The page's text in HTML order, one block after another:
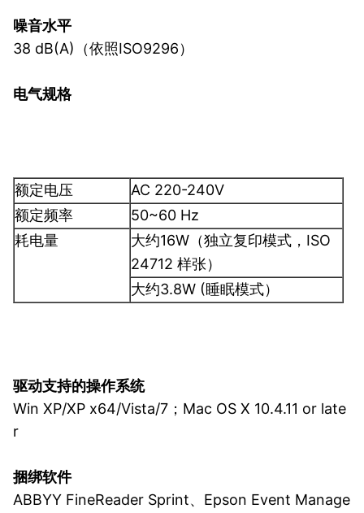
噪音水平
38 dB(A)（依照ISO9296）
电气规格
额定电压
AC 220-240V
额定频率
50~60 Hz
耗电量
大约16W（独立复印模式，ISO
24712 样张）
大约3.8W (睡眠模式）
驱动支持的操作系统
Win XP/XP x64/Vista/7；Mac OS X 10.4.11 or late
r
捆绑软件
ABBYY FineReader Sprint、Epson Event Manage